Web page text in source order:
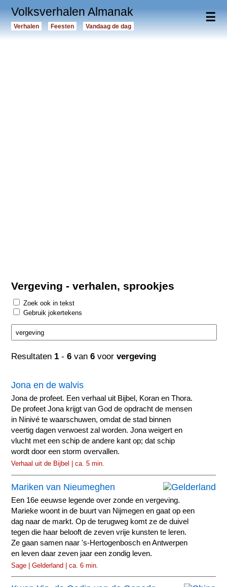
☰
Volksverhalen Almanak
Verhalen Feesten Vandaag de dag
Vergeving - verhalen, sprookjes
Zoek ook in tekst
Gebruik jokertekens
Resultaten 1 -6 van6 voorvergeving
Jona en de walvis
Jona de profeet. Een verhaal uit Bijbel, Koran en Thora.
De profeet Jona krijgt van God de opdracht de mensen
in Ninivé te waarschuwen, omdat de stad binnen
veertig dagen verwoest zal worden. Jona weigert en
vlucht met een schip de andere kant op; dat schip
wordt door een storm overvallen.
Verhaal uit de Bijbel | ca. 5 min.
Mariken van Nieumeghen
Een 16e eeuwse legende over zonde en vergeving.
Marieke woont in de buurt van Nijmegen en gaat op een
dag naar de markt. Op de terugweg komt ze de duivel
tegen die haar belooft de zeven vrije kunsten te leren.
Ze gaan samen naar 's-Hertogenbosch en Antwerpen
en leven daar zeven jaar een zondig leven.
Sage | Gelderland | ca. 6 min.